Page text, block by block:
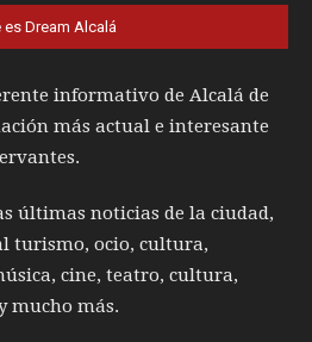
es Dream Alcalá
informativo de Alcalá de
más actual e interesante
últimas noticias de la ciudad,
turismo, ocio, cultura,
cine, teatro, cultura,
mucho más.